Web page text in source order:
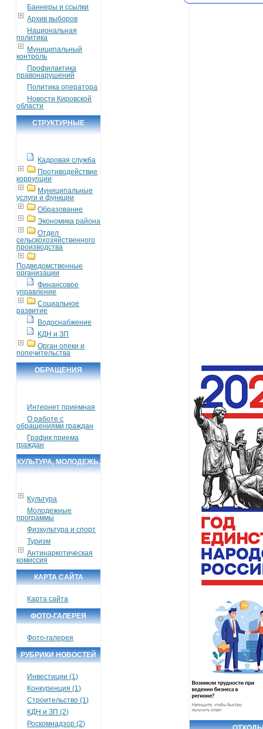
Баннеры и ссылки
Архив выборов
Национальная
политика
Муниципальный
контроль
Профилактика
правонарушений
Политика оператора
Новости Кировской
области
СТРУКТУРНЫЕ
Кадровая служба
Противодействие
коррупции
Муниципальные
услуги и функции
Образование
Экономика района
Отдел
сельскохозяйственного
производства
Подведомственные
организации
Финансовое
управление
Социальное
развитие
Водоснабжение
КДН и ЗП
Орган опеки и
попечительства
ОБРАЩЕНИЯ
Интернет приемная
О работе с
обращениями граждан
График приема
граждан
КУЛЬТУРА, МОЛОДЕЖЬ,
Культура
Молодежные
программы
Физкультура и спорт
Туризм
Антинаркотическая
комиссия
КАРТА САЙТА
Карта сайта
ФОТО-ГАЛЕРЕЯ
Фото-галерея
РУБРИКИ НОВОСТЕЙ
Инвестиции (1)
Конкуренция (1)
Строительство (1)
КДН и ЗП (2)
Роскомнадзор (2)